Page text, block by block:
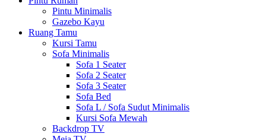
Pintu Minimalis
Gazebo Kayu
Ruang Tamu
Kursi Tamu
Sofa Minimalis
Sofa 1 Seater
Sofa 2 Seater
Sofa 3 Seater
Sofa Bed
Sofa L / Sofa Sudut Minimalis
Kursi Sofa Mewah
Backdrop TV